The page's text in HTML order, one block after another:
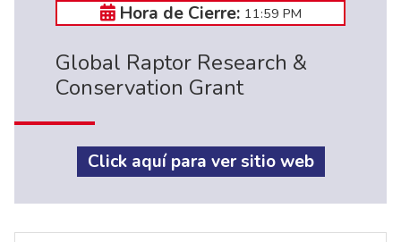
Hora de Cierre: 11:59 PM
Global Raptor Research &
Conservation Grant
Click aquí para ver sitio web